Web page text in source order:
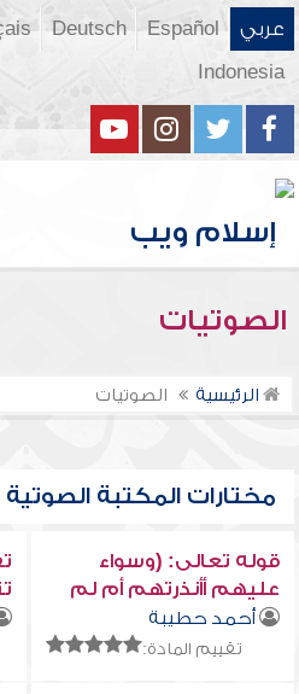
عربي Español
Deutsch
Indonesia
الصوتيات
الرئيسية الصوتيات
مختارات المكتبة الصوتية
قوله تعالى: (وسواء
عليهم أأنذرتهم أم لم
تنذرهم لا يؤمنون )
أحمد حطيبة
تقييم المادة: